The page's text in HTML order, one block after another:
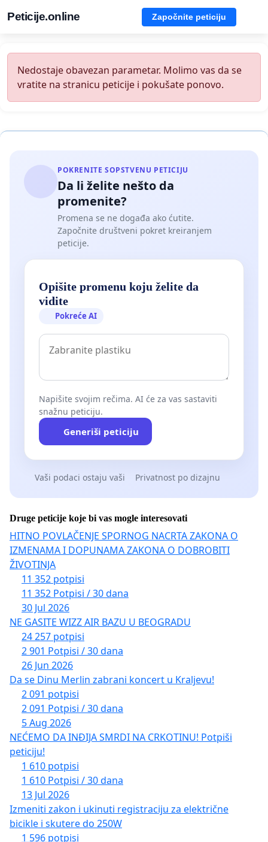
Peticije.online Započnite peticiju
Nedostaje obavezan parametar. Molimo vas da se
vratite na stranicu peticije i pokušate ponovo.
POKRENITE SOPSTVENU PETICIJU
Da li želite nešto da
promenite?
Promena se ne događa ako ćutite.
Započnite društveni pokret kreiranjem
peticije.
Opišite promenu koju želite da
vidite
Pokreće AI
Napišite svojim rečima. AI će za vas sastaviti
snažnu peticiju.
Generiši peticiju
Vaši podaci ostaju vaši Privatnost po dizajnu
Druge peticije koje bi vas mogle interesovati
HITNO POVLAČENJE SPORNOG NACRTA ZAKONA O
IZMENAMA I DOPUNAMA ZAKONA O DOBROBITI
ŽIVOTINJA
11 352 potpisi
11 352 Potpisi / 30 dana
30 Jul 2026
NE GASITE WIZZ AIR BAZU U BEOGRADU
24 257 potpisi
2 901 Potpisi / 30 dana
26 Jun 2026
Da se Dinu Merlin zabrani koncert u Kraljevu!
2 091 potpisi
2 091 Potpisi / 30 dana
5 Aug 2026
NEĆEMO DA INĐIJA SMRDI NA CRKOTINU! Potpiši
peticiju!
1 610 potpisi
1 610 Potpisi / 30 dana
13 Jul 2026
Izmeniti zakon i ukinuti registraciju za električne
bicikle i skutere do 250W
1 596 potpisi